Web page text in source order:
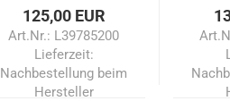
125,00 EUR
Art.Nr.: L39785200
Lieferzeit:
Nachbestellung beim
Hersteller